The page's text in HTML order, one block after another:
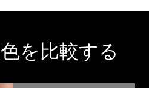
色を比較する